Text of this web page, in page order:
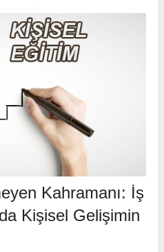
Kahramanı: İş
Kişisel Gelişimin